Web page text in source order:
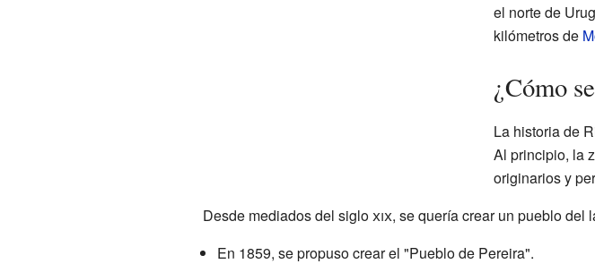
el norte de
kilómetros de
¿Cómo
La historia de
Al principio, la
originarios y
Desde mediados del sigloxix, se quería crear un pueblo del
En 1859, se propuso crear el "Pueblo de Pereira".